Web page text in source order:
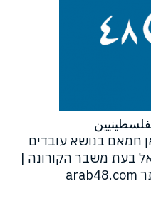
חמאם בנושא עובדים
בעת משבר הקורונה |